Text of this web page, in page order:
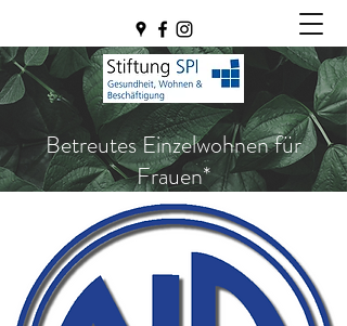
Betreutes Einzelwohnen für
Frauen*